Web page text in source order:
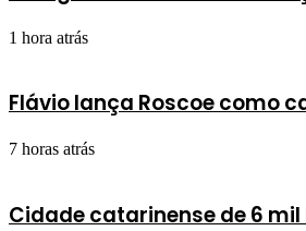
1 hora atrás
Flávio lança Roscoe como
7 horas atrás
Cidade catarinense de 6